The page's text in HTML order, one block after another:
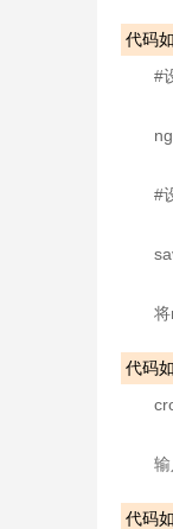
代码
#
#
代码
输
代码